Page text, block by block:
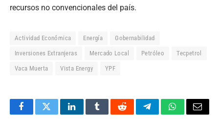
recursos no convencionales del país.
Actividad Económica Energía Gobernabilidad
Inversiones Extranjeras Mercado Local Petróleo Tecpetrol
Vaca Muerta Vista Energy YPF
FacebookTwitterLinkedInTumblrRedditTelegramWhatsApp
Email